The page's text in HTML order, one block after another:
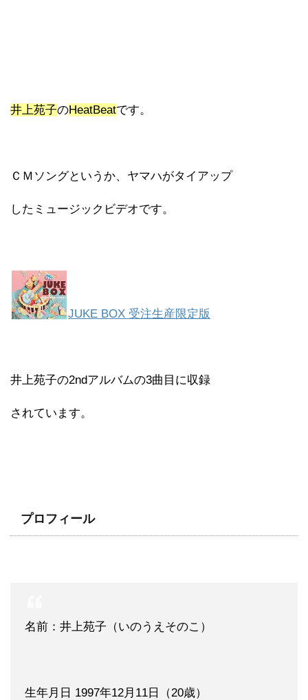
井上苑子のHeatBeatです。
ＣＭソングというか、ヤマハがタイアップ
したミュージックビデオです。
JUKE BOX 受注生産限定版
井上苑子の2ndアルバムの3曲目に収録
されています。
プロフィール
名前：井上苑子（いのうえそのこ）
生年月日 1997年12月11日（20歳）